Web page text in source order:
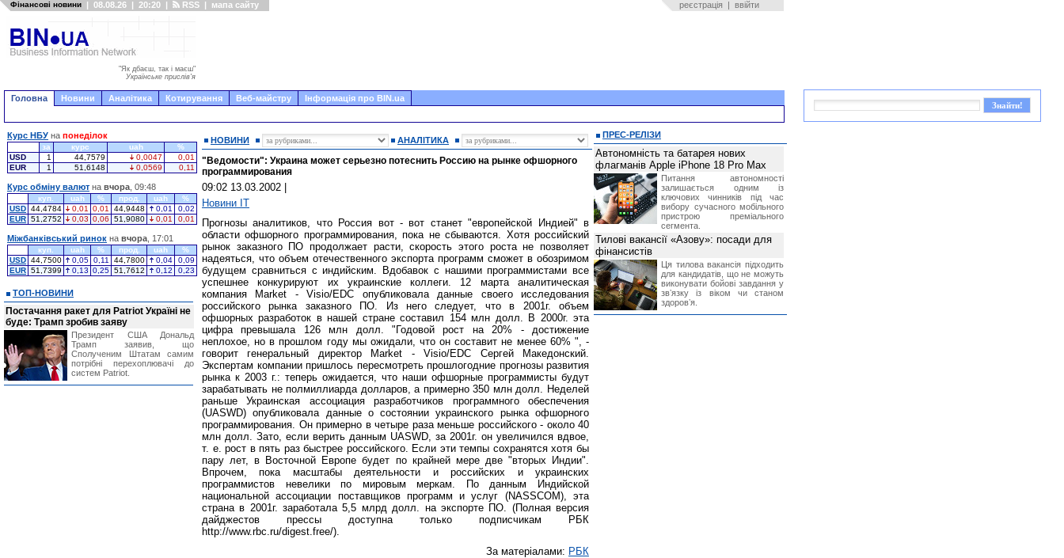
Фінансові новини | 08.08.26 | 20:20 | RSS | мапа сайту реєстрація | ввійти
"Як дбаєш, так і маєш"
Українське прислів'я
Головна Новини Аналітика Котирування Веб-майстру Інформація про BIN.ua
НОВИНИ АНАЛІТИКА
"Ведомости": Украина может серьезно потеснить Россию на рынке офшорного
программирования
09:02 13.03.2002
Новини IT
Прогнозы аналитиков, что Россия вот - вот станет "европейской Индией" в
области офшорного программирования, пока не сбываются. Хотя российский
рынок заказного ПО продолжает расти, скорость этого роста не позволяет
надеяться, что объем отечественного экспорта программ сможет в обозримом
будущем сравниться с индийским. Вдобавок с нашими программистами все
успешнее конкурируют их украинские коллеги. 12 марта аналитическая
компания Market - Visio/EDC опубликовала данные своего исследования
российского рынка заказного ПО. Из него следует, что в 2001г. объем
офшорных разработок в нашей стране составил 154 млн долл. В 2000г. эта
цифра превышала 126 млн долл. "Годовой рост на 20% - достижение
неплохое, но в прошлом году мы ожидали, что он составит не менее 60% ", -
говорит генеральный директор Market - Visio/EDC Сергей Македонский.
Экспертам компании пришлось пересмотреть прошлогодние прогнозы развития
рынка к 2003 г.: теперь ожидается, что наши офшорные программисты будут
зарабатывать не полмиллиарда долларов, а примерно 350 млн долл. Неделей
раньше Украинская ассоциация разработчиков программного обеспечения
(UASWD) опубликовала данные о состоянии украинского рынка офшорного
программирования. Он примерно в четыре раза меньше российского - около 40
млн долл. Зато, если верить данным UASWD, за 2001г. он увеличился вдвое,
т. е. рост в пять раз быстрее российского. Если эти темпы сохранятся хотя бы
пару лет, в Восточной Европе будет по крайней мере две "вторых Индии".
Впрочем, пока масштабы деятельности и российских и украинских
программистов невелики по мировым меркам. По данным Индийской
национальной ассоциации поставщиков программ и услуг (NASSCOM), эта
страна в 2001г. заработала 5,5 млрд долл. на экспорте ПО. (Полная версия
дайджестов прессы доступна только подписчикам РБК
http://www.rbc.ru/digest.free/).
За матеріалами: РБК
Курс НБУ на понеділок
за курс uah
%
USD
1 44,7579 0,0047
0,01
EUR
1 51,6148 0,0569 0,11
Курс обміну валют на вчора , 09:48
куп. uah % прод. uah
%
USD 44,4784 0,01 0,01 44,9448 0,01
0,02
EUR 51,2752 0,03 0,06 51,9080 0,01 0,01
Міжбанківський ринок на вчора , 17:01
куп. uah % прод. uah
%
USD 44,7500 0,05 0,11 44,7800 0,04
0,09
EUR 51,7399 0,13 0,25 51,7612 0,12 0,23
ТОП-НОВИНИ
Постачання ракет для Patriot Україні не
буде: Трамп зробив заяву
Президент США Дональд
Трамп заявив, що
Сполученим Штатам самим
потрібні перехоплювачі до
систем Patriot.
ПРЕС-РЕЛІЗИ
Автономність та батарея нових
флагманів Apple iPhone 18 Pro Max
Питання автономності
залишається одним із
ключових чинників під час
вибору сучасного мобільного
пристрою преміального
сегмента.
Тилові вакансії «Азову»: посади для
фінансистів
Ця тилова вакансія підходить
для кандидатів, що не можуть
виконувати бойові завдання у
звʼязку із віком чи станом
здоровʼя.